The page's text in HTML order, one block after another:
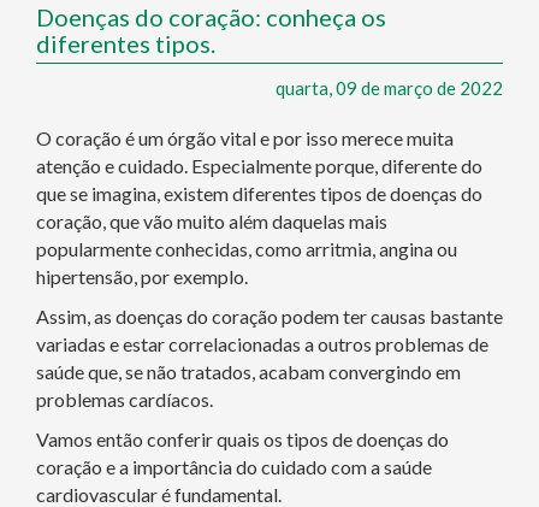
Doenças do coração: conheça os
diferentes tipos.
quarta, 09 de março de 2022
O coração é um órgão vital e por isso merece muita
atenção e cuidado. Especialmente porque, diferente do
que se imagina, existem diferentes tipos de doenças do
coração, que vão muito além daquelas mais
popularmente conhecidas, como arritmia, angina ou
hipertensão, por exemplo.
Assim, as doenças do coração podem ter causas bastante
variadas e estar correlacionadas a outros problemas de
saúde que, se não tratados, acabam convergindo em
problemas cardíacos.
Vamos então conferir quais os tipos de doenças do
coração e a importância do cuidado com a saúde
cardiovascular é fundamental.